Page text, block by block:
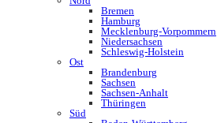
Bremen
Hamburg
Mecklenburg-Vorpommern
Niedersachsen
Schleswig-Holstein
Ost
Brandenburg
Sachsen
Sachsen-Anhalt
Thüringen
Süd